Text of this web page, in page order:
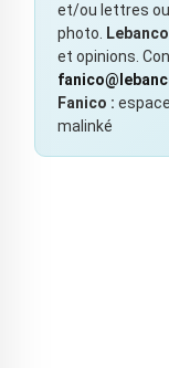
et/ou lettres
photo.
et opinions.
Fanico :
malinké